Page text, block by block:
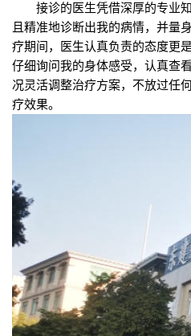
接诊的医生凭借深厚的专业
且精准地诊断出我的病情，并量
疗期间，医生认真负责的态度更
仔细询问我的身体感受，认真查
况灵活调整治疗方案，不放过任
疗效果。